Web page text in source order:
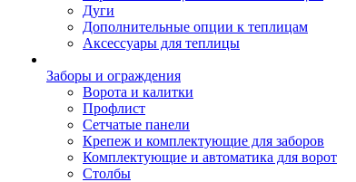
Дуги
Дополнительные опции к теплицам
Аксессуары для теплицы
Заборы и ограждения
Ворота и калитки
Профлист
Сетчатые панели
Крепеж и комплектующие для заборов
Комплектующие и автоматика для ворот
Столбы